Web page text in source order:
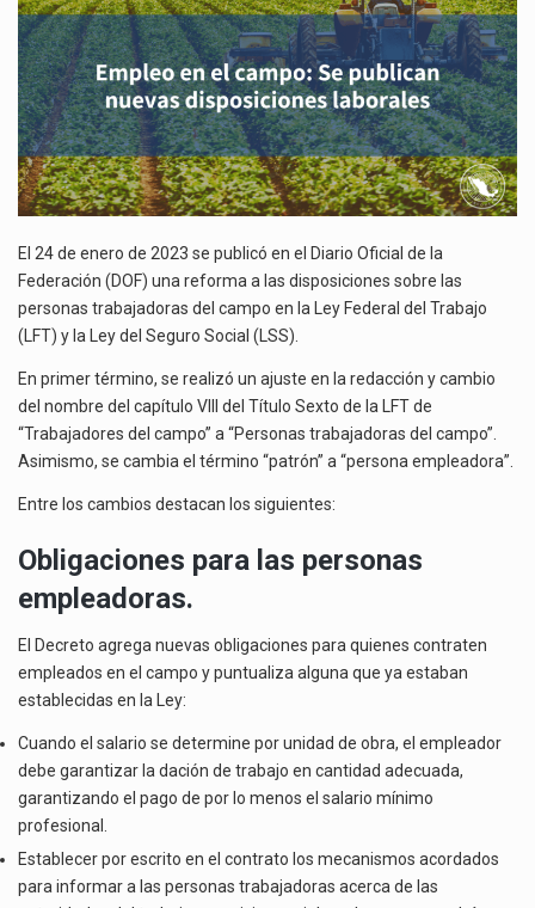
La reforma que reduce la jornada laboral a 40 horas semanales omitió precisar su aplicación…
El gobierno federal creó mediante decreto la Oficina Presidencial para la Promoción de Inversiones, instancia…
La industria manufacturera de exportación afiliada a Index en Nuevo León ha alcanzado hasta 10%…
DISPOSICIONES
LABORALES
El 24 de enero de 2023 se publicó en el Diario Oficial de la
Federación (DOF) una reforma a las disposiciones sobre las
personas trabajadoras del campo en la Ley Federal del Trabajo
(LFT) y la Ley del Seguro Social (LSS).
En primer término, se realizó un ajuste en la redacción y cambio
del nombre del capítulo VIII del Título Sexto de la LFT de
“Trabajadores del campo” a “Personas trabajadoras del campo”.
Asimismo, se cambia el término “patrón” a “persona empleadora”.
Entre los cambios destacan los siguientes:
Obligaciones para las personas
empleadoras.
El Decreto agrega nuevas obligaciones para quienes contraten
empleados en el campo y puntualiza alguna que ya estaban
establecidas en la Ley:
Cuando el salario se determine por unidad de obra, el empleador
debe garantizar la dación de trabajo en cantidad adecuada,
garantizando el pago de por lo menos el salario mínimo
profesional.
Establecer por escrito en el contrato los mecanismos acordados
para informar a las personas trabajadoras acerca de las